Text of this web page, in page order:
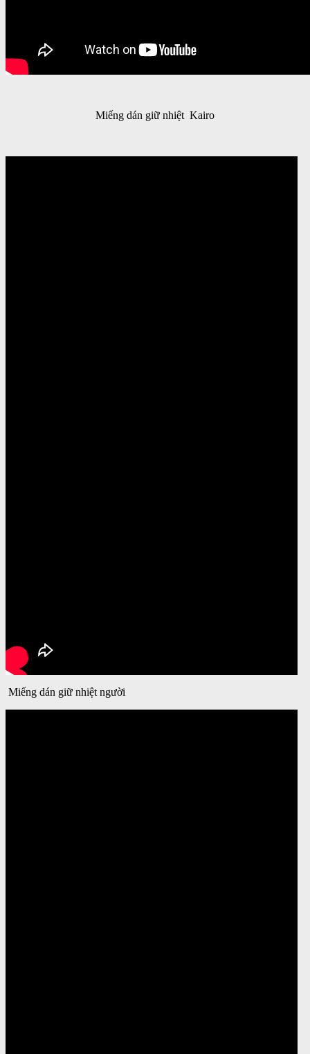
Miếng dán giữ nhiệt Kairo
Miếng dán giữ nhiệt người